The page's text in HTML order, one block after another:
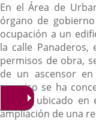
En el Área de
órgano de
ocupación a un
la calle Panaderos,
permisos de obra,
de un ascensor
permiso se ha
edificio ubicado
ampliación de una